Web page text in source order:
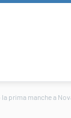
prima manche a